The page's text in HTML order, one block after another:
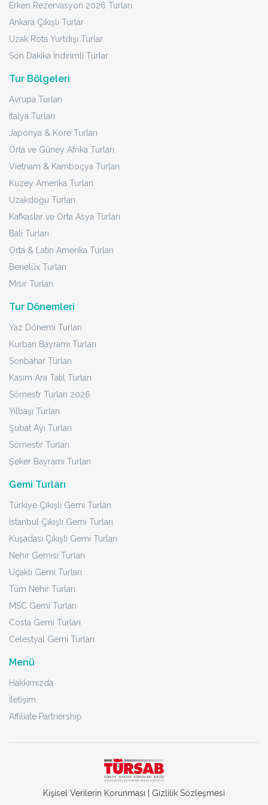
Erken Rezervasyon 2026 Turları
Ankara Çıkışlı Turlar
Uzak Rota Yurtdışı Turlar
Son Dakika İndirimli Turlar
Tur Bölgeleri
Avrupa Turları
İtalya Turları
Japonya & Kore Turları
Orta ve Güney Afrika Turları
Vietnam & Kamboçya Turları
Kuzey Amerika Turları
Uzakdoğu Turları
Kafkaslar ve Orta Asya Turları
Bali Turları
Orta & Latin Amerika Turları
Benelüx Turları
Mısır Turları
Tur Dönemleri
Yaz Dönemi Turları
Kurban Bayramı Turları
Sonbahar Turları
Kasım Ara Tatil Turları
Sömestr Turları 2026
Yılbaşı Turları
Şubat Ayı Turları
Sömestir Turları
Şeker Bayramı Turları
Gemi Turları
Türkiye Çıkışlı Gemi Turları
İstanbul Çıkışlı Gemi Turları
Kuşadası Çıkışlı Gemi Turları
Nehir Gemisi Turları
Uçaklı Gemi Turları
Tüm Nehir Turları
MSC Gemi Turları
Costa Gemi Turları
Celestyal Gemi Turları
Menü
Hakkımızda
İletişim
Affiliate Partnership
Kişisel Verilerin Korunması Gizlilik Sözleşmesi